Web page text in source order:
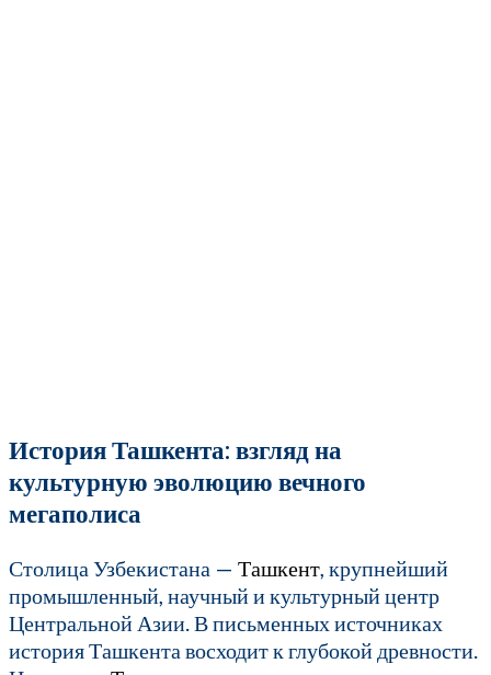
История Ташкента: взгляд на
культурную эволюцию вечного
мегаполиса
Столица Узбекистана — Ташкент, крупнейший
промышленный, научный и культурный центр
Центральной Азии. В письменных источниках
история Ташкента восходит к глубокой древности.